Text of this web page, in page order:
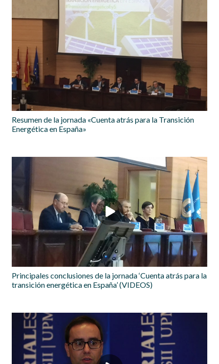
Resumen de la jornada «Cuenta atrás para la Transición
Energética en España»
Principales conclusiones de la jornada ‘Cuenta atrás para la
transición energética en España’ (VIDEOS)